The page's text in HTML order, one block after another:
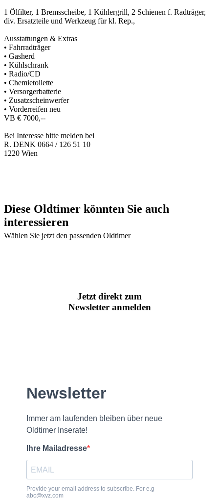
1 Ölfilter, 1 Bremsscheibe, 1 Kühlergrill, 2 Schienen f. Radträger,
div. Ersatzteile und Werkzeug für kl. Rep.,
Ausstattungen & Extras
• Fahrradträger
• Gasherd
• Kühlschrank
• Radio/CD
• Chemietoilette
• Versorgerbatterie
• Zusatzscheinwerfer
• Vorderreifen neu
VB € 7000,--
Bei Interesse bitte melden bei
R. DENK 0664 / 126 51 10
1220 Wien
Diese Oldtimer könnten Sie auch
interessieren
Wählen Sie jetzt den passenden Oldtimer
Jetzt direkt zum
Newsletter anmelden